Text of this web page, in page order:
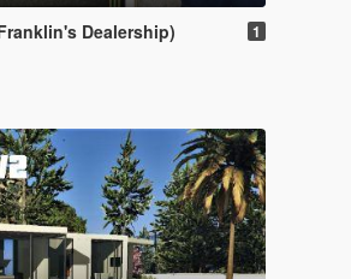
Dealership) 1